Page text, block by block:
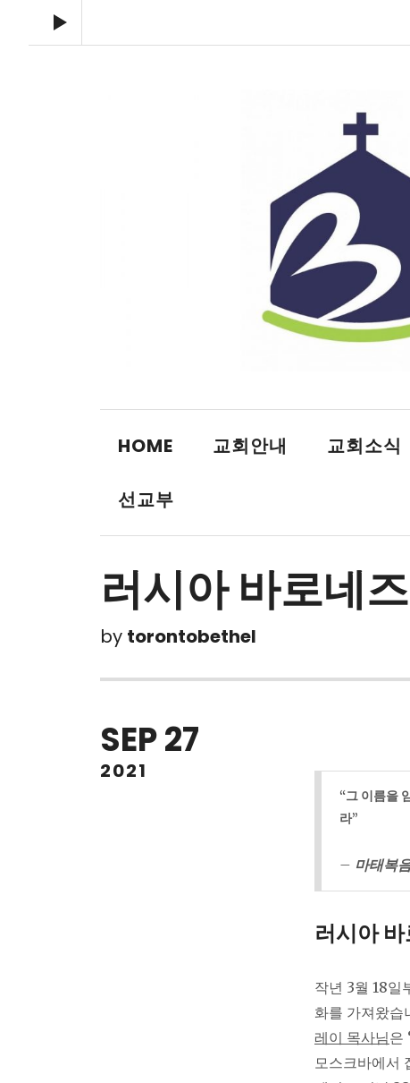
HOME 교회안내 교회소식
선교부
러시아 바로네
by torontobethel
SEP27
2021
“그 이름을
라”
– 마태복
러시아
작년 3월 18일
화를 가져왔습
레이 목사님은
모스크바에서
Audio Player